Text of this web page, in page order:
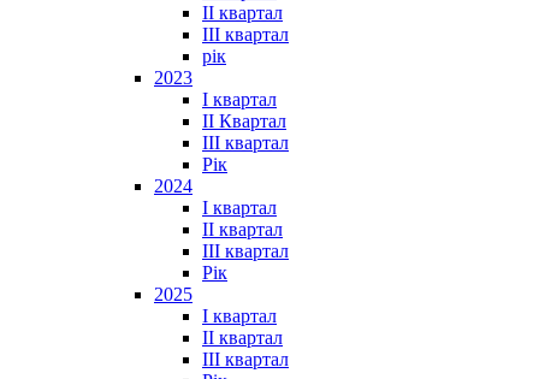
II квартал
ІІІ квартал
рік
2023
І квартал
ІІ Квартал
III квартал
Рік
2024
I квартал
II квартал
III квартал
Рік
2025
I квартал
II квартал
III квартал